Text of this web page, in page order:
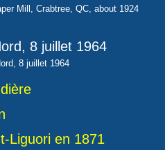
Mill, Crabtree, QC, about 1924
8 juillet 1964
Liguori en 1871